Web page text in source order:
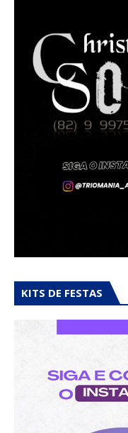
KITS DE FESTAS